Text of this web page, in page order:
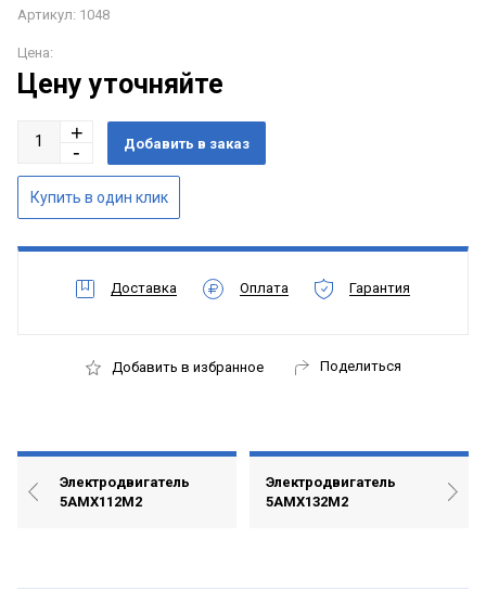
Артикул: 1048
Цена:
Цену уточняйте
Доставка Оплата Гарантия
Добавить в избранное Поделиться
Электродвигатель
5АМХ112М2
Электродвигатель
5АМХ132М2